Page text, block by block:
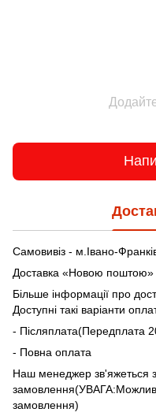
Самовивіз - м.Івано-
Доставка «Новою поштою»
Більше інформації про
Доступні такі варіанти
- Післяплата(Передплата
- Повна оплата
Наш менеджер зв'яжеться
замовлення)